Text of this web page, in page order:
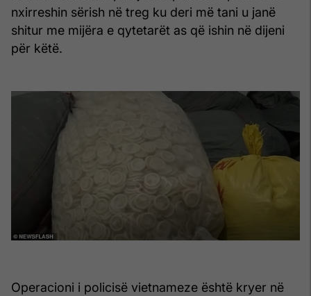
nxirreshin sërish në treg ku deri më tani u janë
shitur me mijëra e qytetarët as që ishin në dijeni
për këtë.
Operacioni i policisë vietnameze është kryer në